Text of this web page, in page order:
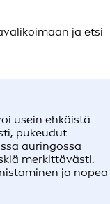
ja etsi
usein ehkäistä
pukeudut
auringossa
merkittävästi.
ja nopea